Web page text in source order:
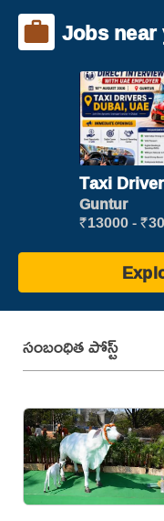
Jobs
Taxi Driver
Guntur
₹13000 -
సంబంధిత పోస్ట్